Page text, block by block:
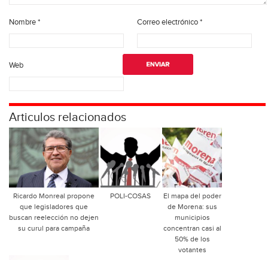
Nombre* Correo electrónico*
Web
Articulos relacionados
Ricardo Monreal propone
que legisladores que
buscan reelección no dejen
su curul para campaña
POLI-COSAS
El mapa del poder
de Morena: sus
municipios
concentran casi al
50% de los
votantes